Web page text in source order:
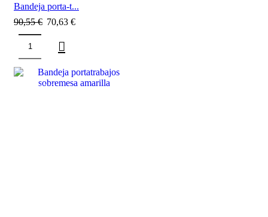
Bandeja porta-t...
90,55€ 70,63 €
SALE